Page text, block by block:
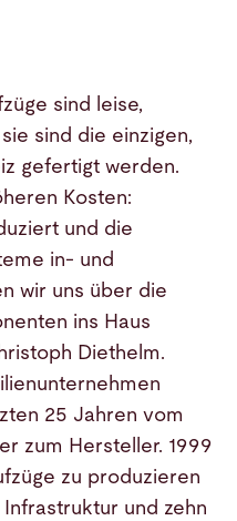
sind leise,
sind die einzigen,
gefertigt werden.
Kosten:
und die
in- und
wir uns über die
ins Haus
Diethelm.
25 Jahren vom
zum Hersteller. 1999
zu produzieren
und zehn